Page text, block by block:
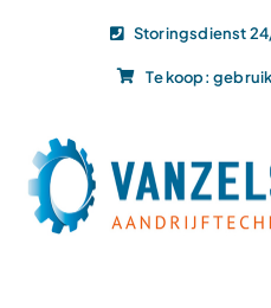
Storingsdienst
Te koop: